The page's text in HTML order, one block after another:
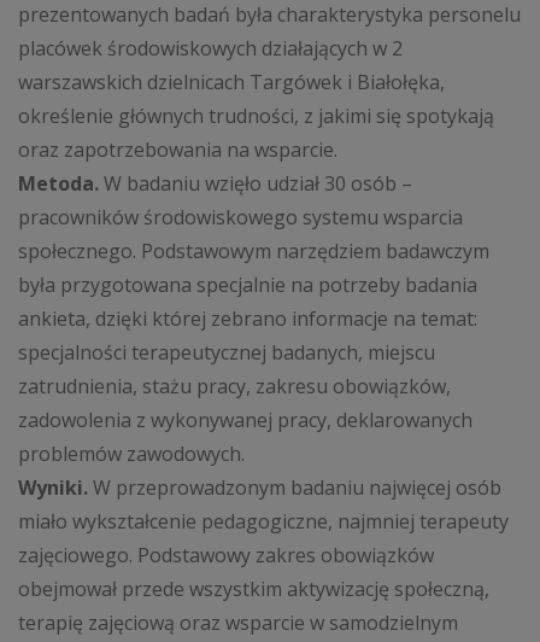
prezentowanych badań była charakterystyka personelu
placówek środowiskowych działających w 2
warszawskich dzielnicach Targówek i Białołęka,
określenie głównych trudności, z jakimi się spotykają
oraz zapotrzebowania na wsparcie.
Metoda.W badaniu wzięło udział 30 osób –
pracowników środowiskowego systemu wsparcia
społecznego. Podstawowym narzędziem badawczym
była przygotowana specjalnie na potrzeby badania
ankieta, dzięki której zebrano informacje na temat:
specjalności terapeutycznej badanych, miejscu
zatrudnienia, stażu pracy, zakresu obowiązków,
zadowolenia z wykonywanej pracy, deklarowanych
problemów zawodowych.
Wyniki.W przeprowadzonym badaniu najwięcej osób
miało wykształcenie pedagogiczne, najmniej terapeuty
zajęciowego. Podstawowy zakres obowiązków
obejmował przede wszystkim aktywizację społeczną,
terapię zajęciową oraz wsparcie w samodzielnym